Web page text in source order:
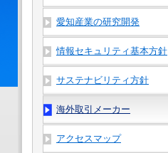
愛知産業の研究開発
情報セキュリティ基本方針
サステナビリティ方針
海外取引メーカー
アクセスマップ